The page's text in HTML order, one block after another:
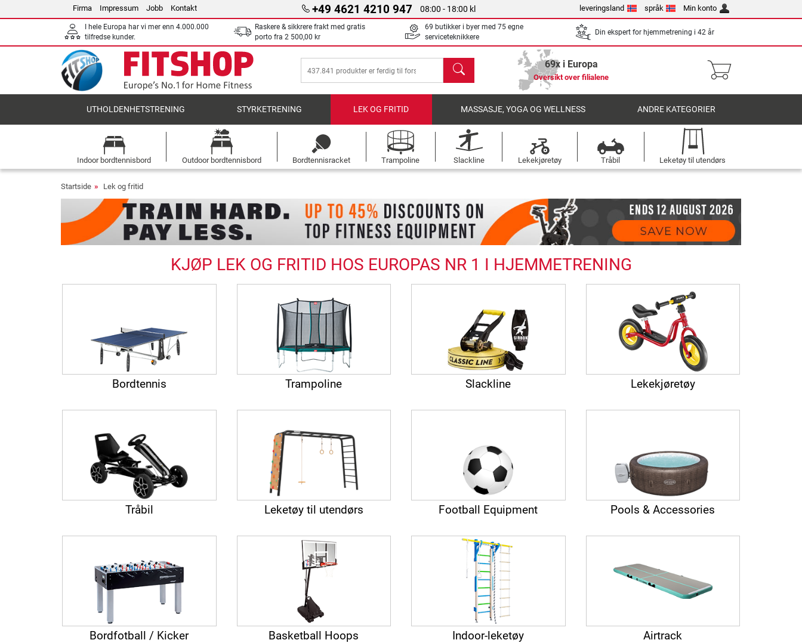
Firma Impressum Jobb Kontakt +49 4621 4210 947 08:00 - 18:00 kl leveringsland språk Min konto
I hele Europa har vi mer enn 4.000.000
tilfredse kunder.
Raskere & sikkrere frakt med gratis
porto fra 2 500,00 kr
69 butikker i byer med 75 egne
serviceteknikkere
Din ekspert for hjemmetrening i 42 år
søk 69x i Europa
Oversikt over filialene
UTHOLDENHETSTRENING STYRKETRENING LEK OG FRITID MASSASJE, YOGA OG WELLNESS ANDRE KATEGORIER
Indoor bordtennisbord Outdoor bordtennisbord Bordtennisracket Trampoline Slackline Lekekjøretøy Tråbil Leketøy til utendørs
Startside Lek og fritid
KJØP LEK OG FRITID HOS EUROPAS NR 1 I HJEMMETRENING
Bordtennis Trampoline Slackline Lekekjøretøy
Tråbil Leketøy til utendørs Football Equipment Pools & Accessories
Bordfotball / Kicker Basketball Hoops Indoor-leketøy Airtrack